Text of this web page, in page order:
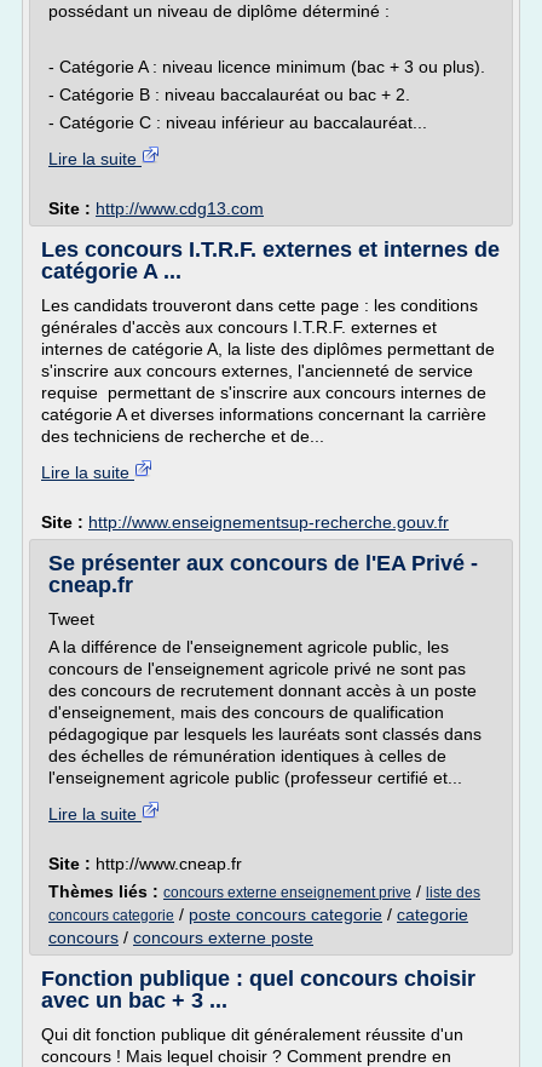
possédant un niveau de diplôme déterminé :
- Catégorie A : niveau licence minimum (bac + 3 ou plus).
- Catégorie B : niveau baccalauréat ou bac + 2.
- Catégorie C : niveau inférieur au baccalauréat...
Lire la suite
Site : http://www.cdg13.com
Les concours I.T.R.F. externes et internes de
catégorie A ...
Les candidats trouveront dans cette page : les conditions
générales d'accès aux concours I.T.R.F. externes et
internes de catégorie A, la liste des diplômes permettant de
s'inscrire aux concours externes, l'ancienneté de service
requise permettant de s'inscrire aux concours internes de
catégorie A et diverses informations concernant la carrière
des techniciens de recherche et de...
Lire la suite
Site : http://www.enseignementsup-recherche.gouv.fr
Se présenter aux concours de l'EA Privé -
cneap.fr
Tweet
A la différence de l'enseignement agricole public, les
concours de l'enseignement agricole privé ne sont pas
des concours de recrutement donnant accès à un poste
d'enseignement, mais des concours de qualification
pédagogique par lesquels les lauréats sont classés dans
des échelles de rémunération identiques à celles de
l'enseignement agricole public (professeur certifié et...
Lire la suite
Site : http://www.cneap.fr
Thèmes liés : concours externe enseignement prive / liste des
concours categorie / poste concours categorie / categorie
concours / concours externe poste
Fonction publique : quel concours choisir
avec un bac + 3 ...
Qui dit fonction publique dit généralement réussite d'un
concours ! Mais lequel choisir ? Comment prendre en